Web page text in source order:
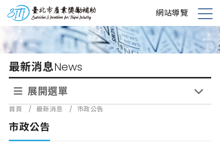
到
要
內
台北市產業獎勵補助 網站導覽
展
開
選
單
最新消息News
展開選單
首頁 / 最新消息 / 市政公告
市政公告